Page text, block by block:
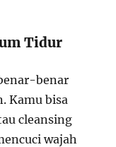
Tidur
benar
Kamu bisa
cleansing
wajah